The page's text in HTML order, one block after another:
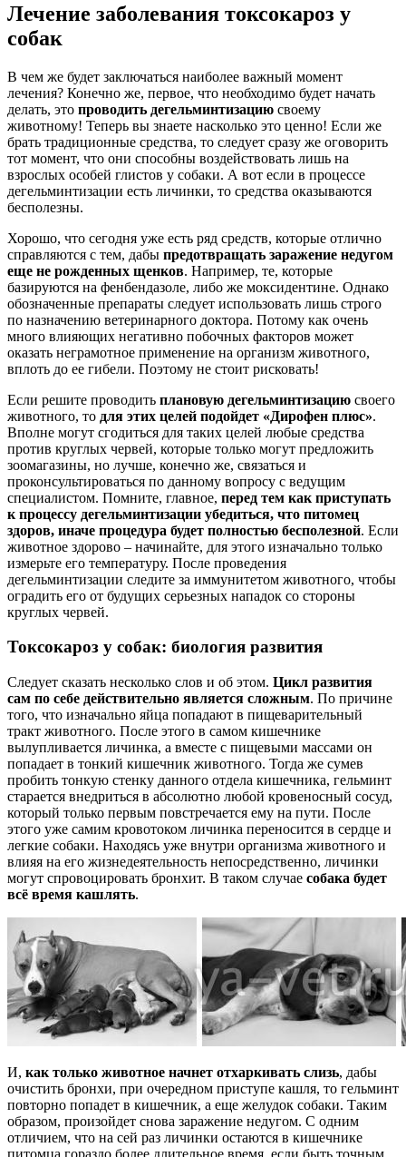
Лечение заболевания токсокароз у
собак
В чем же будет заключаться наиболее важный момент
лечения? Конечно же, первое, что необходимо будет начать
делать, это проводить дегельминтизацию своему
животному! Теперь вы знаете насколько это ценно! Если же
брать традиционные средства, то следует сразу же оговорить
тот момент, что они способны воздействовать лишь на
взрослых особей глистов у собаки. А вот если в процессе
дегельминтизации есть личинки, то средства оказываются
бесполезны.
Хорошо, что сегодня уже есть ряд средств, которые отлично
справляются с тем, дабы предотвращать заражение недугом
еще не рожденных щенков. Например, те, которые
базируются на фенбендазоле, либо же моксидентине. Однако
обозначенные препараты следует использовать лишь строго
по назначению ветеринарного доктора. Потому как очень
много влияющих негативно побочных факторов может
оказать неграмотное применение на организм животного,
вплоть до ее гибели. Поэтому не стоит рисковать!
Если решите проводить плановую дегельминтизацию своего
животного, то для этих целей подойдет «Дирофен плюс».
Вполне могут сгодиться для таких целей любые средства
против круглых червей, которые только могут предложить
зоомагазины, но лучше, конечно же, связаться и
проконсультироваться по данному вопросу с ведущим
специалистом. Помните, главное, перед тем как приступать
к процессу дегельминтизации убедиться, что питомец
здоров, иначе процедура будет полностью бесполезной. Если
животное здорово – начинайте, для этого изначально только
измерьте его температуру. После проведения
дегельминтизации следите за иммунитетом животного, чтобы
оградить его от будущих серьезных нападок со стороны
круглых червей.
Токсокароз у собак: биология развития
Следует сказать несколько слов и об этом. Цикл развития
сам по себе действительно является сложным. По причине
того, что изначально яйца попадают в пищеварительный
тракт животного. После этого в самом кишечнике
вылупливается личинка, а вместе с пищевыми массами он
попадает в тонкий кишечник животного. Тогда же сумев
пробить тонкую стенку данного отдела кишечника, гельминт
старается внедриться в абсолютно любой кровеносный сосуд,
который только первым повстречается ему на пути. После
этого уже самим кровотоком личинка переносится в сердце и
легкие собаки. Находясь уже внутри организма животного и
влияя на его жизнедеятельность непосредственно, личинки
могут спровоцировать бронхит. В таком случае собака будет
всё время кашлять.
И, как только животное начнет отхаркивать слизь, дабы
очистить бронхи, при очередном приступе кашля, то гельминт
повторно попадет в кишечник, а еще желудок собаки. Таким
образом, произойдет снова заражение недугом. С одним
отличием, что на сей раз личинки остаются в кишечнике